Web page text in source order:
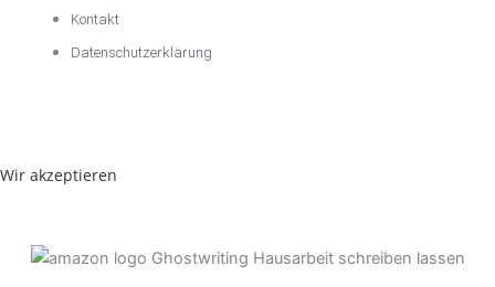
Kontakt
Datenschutzerklärung
Wir akzeptieren